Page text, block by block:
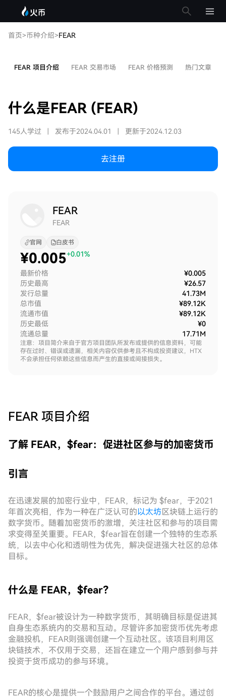
首页>币种介绍>FEAR
FEAR 项目介绍 FEAR 交易市场 FEAR 价格预测 热门文章
什么是FEAR (FEAR)
145人学过 发布于2024.04.01 更新于2024.12.03
去注册
FEAR
FEAR
官网 白皮书
¥0.005+0.01%
最新价格
¥0.005
历史最高
¥26.57
发行总量
41.73M
总市值
¥89.12K
流通市值
¥89.12K
历史最低
¥0
流通总量
17.71M
注意：项目简介来自于官方项目团队所发布或提供的信息资料，可能
存在过时、错误或遗漏，相关内容仅供参考且不构成投资建议，HTX
不会承担任何依赖这些信息而产生的直接或间接损失。
FEAR 项目介绍
了解 FEAR，$fear：促进社区参与的加密货币
引言
在迅速发展的加密行业中，FEAR，标记为 $fear，于2021
年首次亮相，作为一种在广泛认可的以太坊区块链上运行的
数字货币。随着加密货币的激增，关注社区和参与的项目需
求变得至关重要。FEAR，$fear旨在创建一个独特的生态系
统，以去中心化和透明性为优先，解决促进强大社区的总体
目标。
什么是 FEAR，$fear？
FEAR，$fear被设计为一种数字货币，其明确目标是促进其
自身生态系统内的交易和互动。尽管许多加密货币优先考虑
金融投机，FEAR则强调创建一个互动社区。该项目利用区
块链技术，不仅用于交易，还旨在建立一个用户感到参与并
投资于货币成功的参与环境。
FEAR的核心是提供一个鼓励用户之间合作的平台。通过创